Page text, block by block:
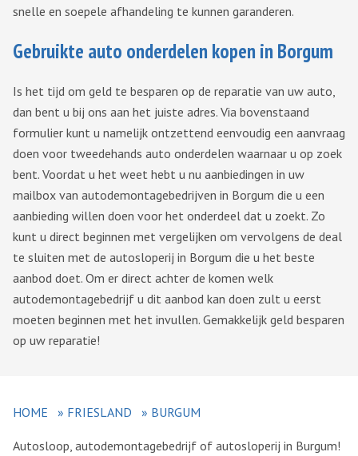
snelle en soepele afhandeling te kunnen garanderen.
Gebruikte auto onderdelen kopen in Borgum
Is het tijd om geld te besparen op de reparatie van uw auto,
dan bent u bij ons aan het juiste adres. Via bovenstaand
formulier kunt u namelijk ontzettend eenvoudig een aanvraag
doen voor tweedehands auto onderdelen waarnaar u op zoek
bent. Voordat u het weet hebt u nu aanbiedingen in uw
mailbox van autodemontagebedrijven in Borgum die u een
aanbieding willen doen voor het onderdeel dat u zoekt. Zo
kunt u direct beginnen met vergelijken om vervolgens de deal
te sluiten met de autosloperij in Borgum die u het beste
aanbod doet. Om er direct achter de komen welk
autodemontagebedrijf u dit aanbod kan doen zult u eerst
moeten beginnen met het invullen. Gemakkelijk geld besparen
op uw reparatie!
HOME » FRIESLAND » BURGUM
Autosloop, autodemontagebedrijf of autosloperij in Burgum!